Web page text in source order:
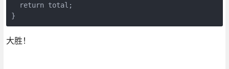
  return total;
}
大胜！